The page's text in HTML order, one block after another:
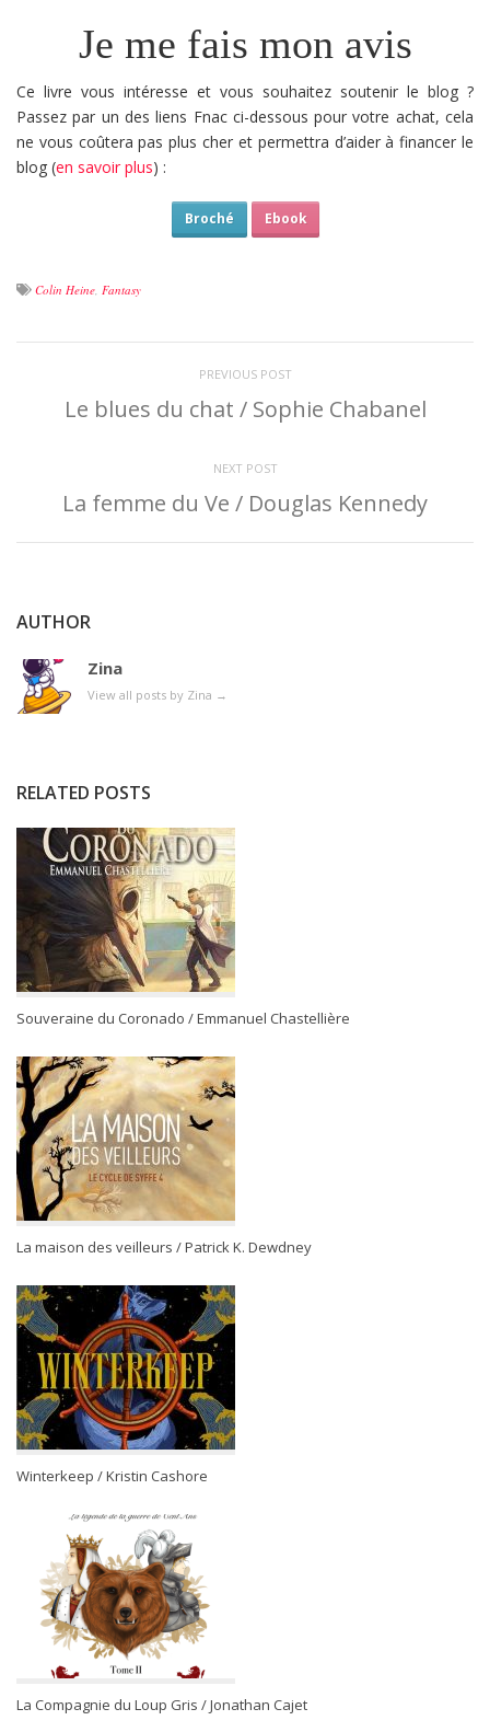
Je me fais mon avis
Ce livre vous intéresse et vous souhaitez soutenir le blog ?
Passez par un des liens Fnac ci-dessous pour votre achat, cela
ne vous coûtera pas plus cher et permettra d’aider à financer le
blog (en savoir plus) :
Broché Ebook
Colin Heine Fantasy
PREVIOUS POST
Le blues du chat / Sophie Chabanel
NEXT POST
La femme du Ve / Douglas Kennedy
AUTHOR
Zina
View all posts by Zina →
RELATED POSTS
Souveraine du Coronado / Emmanuel Chastellière
La maison des veilleurs / Patrick K. Dewdney
Winterkeep / Kristin Cashore
La Compagnie du Loup Gris / Jonathan Cajet